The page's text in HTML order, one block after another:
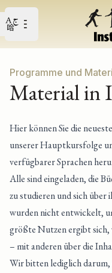
Open main menu
Open user menu
Programme und
Material in
Hier können Sie die
unserer Hauptkursfolge
verfügbarer Sprachen
Alle sind eingeladen, die
zu studieren und sich über
wurden nicht entwickelt,
größte Nutzen ergibt sich,
– mit anderen über die
Wir bitten lediglich darum,